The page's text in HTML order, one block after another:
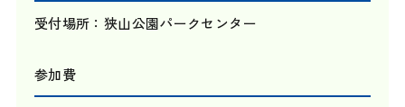
受付場所：狭山公園パークセンター
参加費